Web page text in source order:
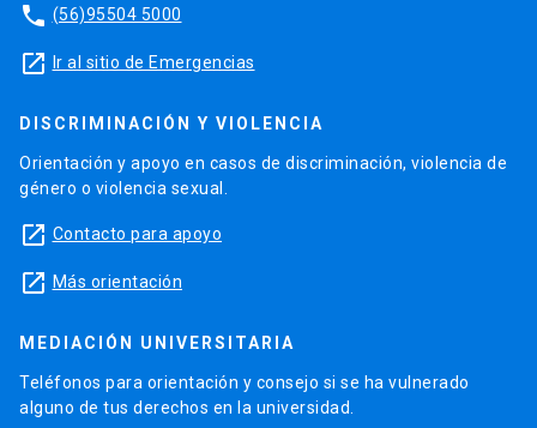
phone (56)95504 5000
launch Ir al sitio de Emergencias
DISCRIMINACIÓN Y VIOLENCIA
Orientación y apoyo en casos de discriminación, violencia de
género o violencia sexual.
launch Contacto para apoyo
launch Más orientación
MEDIACIÓN UNIVERSITARIA
Teléfonos para orientación y consejo si se ha vulnerado
alguno de tus derechos en la universidad.